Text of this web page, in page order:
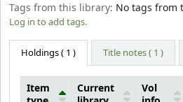
Tags from this library: No tags from
Log in to add tags.
Holdings( 1 ) Title notes ( 1 )
Item
Current
Vol